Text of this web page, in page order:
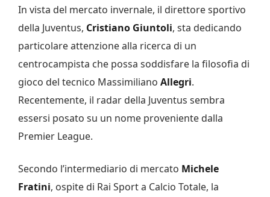
In vista del mercato invernale, il direttore sportivo
della Juventus, Cristiano Giuntoli, sta dedicando
particolare attenzione alla ricerca di un
centrocampista che possa soddisfare la filosofia di
gioco del tecnico Massimiliano Allegri.
Recentemente, il radar della Juventus sembra
essersi posato su un nome proveniente dalla
Premier League.
Secondo l’intermediario di mercato Michele
Fratini, ospite di Rai Sport a Calcio Totale, la